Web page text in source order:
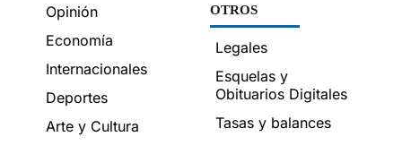
Opinión
Economía
Internacionales
Deportes
Arte y Cultura
OTROS
Legales
Esquelas y
Obituarios Digitales
Tasas y balances